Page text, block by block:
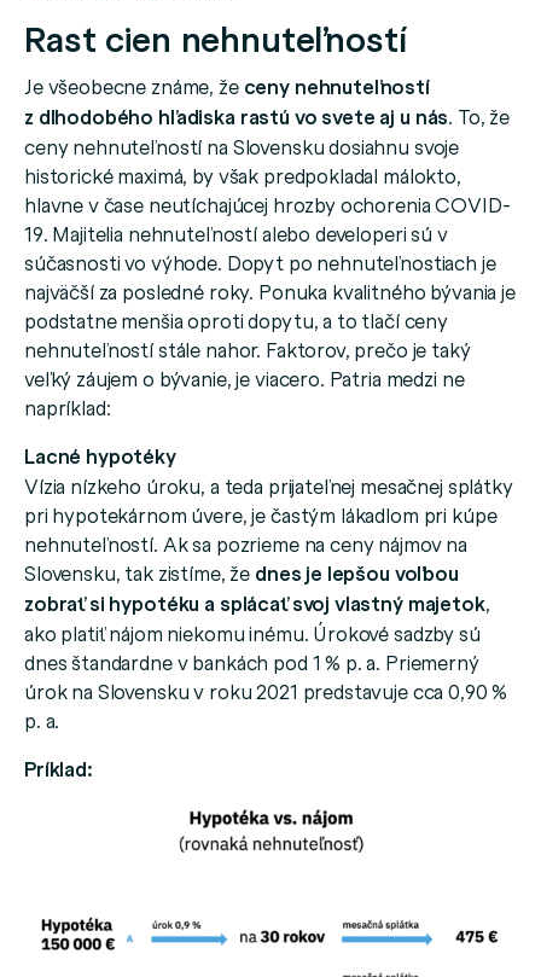
Rast cien nehnuteľností
Je všeobecne známe, že ceny nehnuteľností
z dlhodobého hľadiska rastú vo svete aj u nás. To, že
ceny nehnuteľností na Slovensku dosiahnu svoje
historické maximá, by však predpokladal málokto,
hlavne v čase neutíchajúcej hrozby ochorenia COVID-
19. Majitelia nehnuteľností alebo developeri sú v
súčasnosti vo výhode. Dopyt po nehnuteľnostiach je
najväčší za posledné roky. Ponuka kvalitného bývania je
podstatne menšia oproti dopytu, a to tlačí ceny
nehnuteľností stále nahor. Faktorov, prečo je taký
veľký záujem o bývanie, je viacero. Patria medzi ne
napríklad:
Lacné hypotéky
Vízia nízkeho úroku, a teda prijateľnej mesačnej splátky
pri hypotekárnom úvere, je častým lákadlom pri kúpe
nehnuteľností. Ak sa pozrieme na ceny nájmov na
Slovensku, tak zistíme, že dnes je lepšou voľbou
zobrať si hypotéku a splácať svoj vlastný majetok,
ako platiť nájom niekomu inému. Úrokové sadzby sú
dnes štandardne v bankách pod 1 % p. a. Priemerný
úrok na Slovensku v roku 2021 predstavuje cca 0,90 %
p. a.
Príklad: